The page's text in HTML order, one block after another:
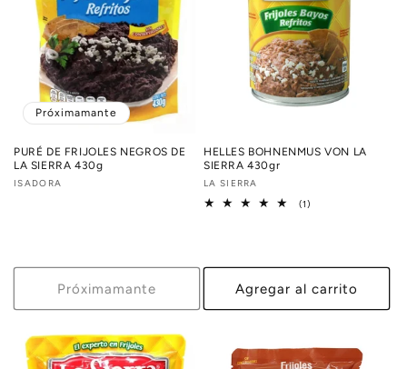
Próximamante
PURÉ DE FRIJOLES NEGROS DE
LA SIERRA 430g
Proveedor:
ISADORA
Próximamante
HELLES BOHNENMUS VON LA
SIERRA 430gr
Proveedor:
LA SIERRA
(1)
Agregar al carrito